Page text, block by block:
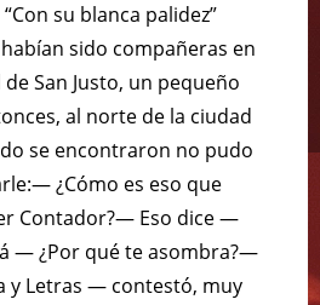
su blanca palidez”
sido compañeras en
San Justo, un pequeño
al norte de la ciudad
se encontraron no pudo
¿Cómo es eso que
Contador?— Eso dice —
— ¿Por qué te asombra?—
y Letras — contestó, muy